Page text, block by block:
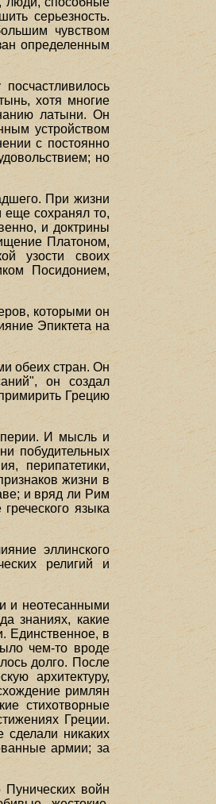
серьезность.
чувством
определенным
хотя многие
латыни. Он
устройством
с постоянно
но
При жизни
еще сохранял то,
и доктрины
Платоном,
узости своих
Посидонием,
которыми он
Эпиктета на
обеих стран. Он
он создал
Грецию
И мысль и
побудительных
перипатетики,
жизни в
и вряд ли Рим
языка
эллинского
религий и
и неотесанными
знаниях, какие
Единственное, в
чем-то вроде
долго. После
архитектуру,
римлян
стихотворные
Греции.
никаких
армии; за
войн